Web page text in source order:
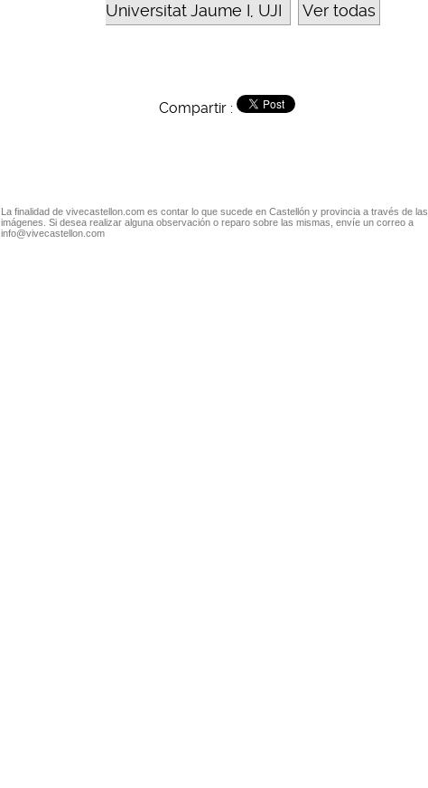
Universitat Jaume I, UJI Ver todas
Compartir :
La finalidad de vivecastellon.com es contar lo que sucede en Castellón y provincia a través de las
imágenes. Si desea realizar alguna observación o reparo sobre las mismas, envíe un correo a
info@vivecastellon.com